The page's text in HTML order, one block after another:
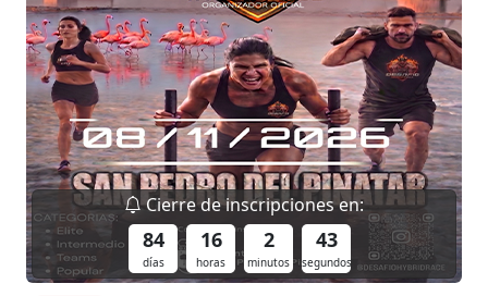
Cierre de inscripciones en:
84
días
16
horas
2
minutos
42
segundos